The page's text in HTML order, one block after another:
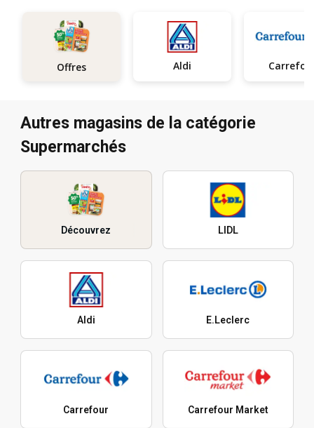
Offres Aldi
Autres magasins de la catégorie
Supermarchés
Découvrez LIDL
Aldi E.Leclerc
Carrefour Carrefour Market